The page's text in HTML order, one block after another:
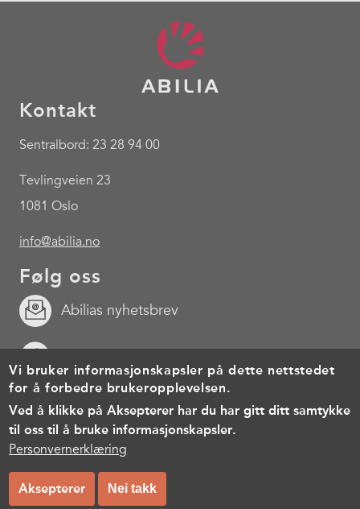
Kontakt
Sentralbord: 23 28 94 00
Tevlingveien 23
1081 Oslo
info@abilia.no
Følg oss
Abilias nyhetsbrev
Youtube
Footer
menu
Personvernerklæring
© Copyright 2026, All rights reserved.
Vi bruker informasjonskapsler på dette nettstedet
for å forbedre brukeropplevelsen.
Ved å klikke på Aksepterer har du har gitt ditt samtykke
til oss til å bruke informasjonskapsler.
Personvernerklæring
Aksepterer Nei takk